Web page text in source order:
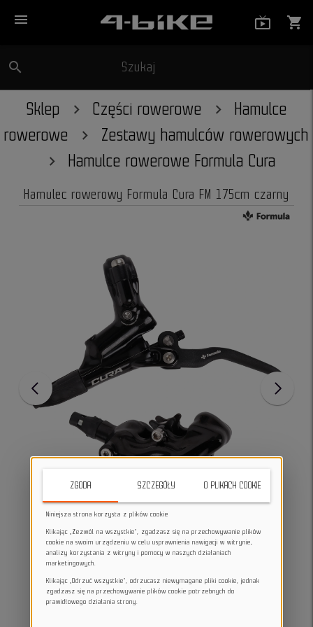
menu shopping_cart
search Szukaj
Sklep Części rowerowe
Hamulce
rowerowe
Zestawy hamulców rowerowych
Hamulce rowerowe Formula Cura
Hamulec rowerowy Formula Cura FM 175cm czarny
ZGODA SZCZEGÓŁY O PLIKACH COOKIE
Niniejsza strona korzysta z plików cookie
Klikając „Zezwól na wszystkie”, zgadzasz się na przechowywanie plików
cookie na swoim urządzeniu w celu usprawnienia nawigacji w witrynie,
analizy korzystania z witryny i pomocy w naszych działaniach
marketingowych.
Klikając „Odrzuć wszystkie”, odrzucasz niewymagane pliki cookie, jednak
zgadzasz się na przechowywanie plików cookie potrzebnych do
prawidłowego działania strony.